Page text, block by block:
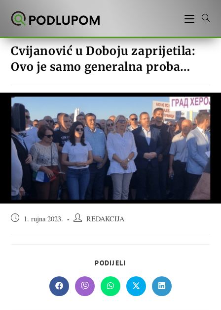
Cvijanović u Doboju zaprijetila:
Ovo je samo generalna proba…
Objava1. rujna 2023.
AutorREDAKCIJA
PODIJELI
CONTENT
Opens
in
Opens
in
Opens
in
Opens
in
Opens
in